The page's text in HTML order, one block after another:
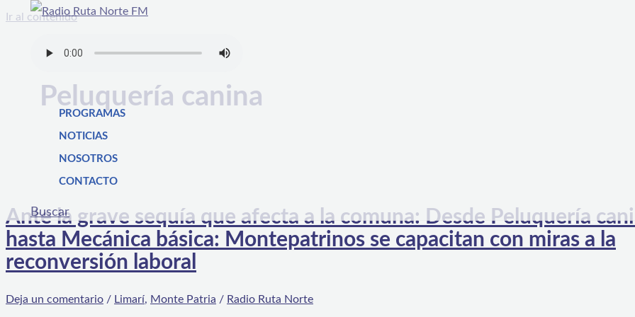
Ir al contenido
PROGRAMAS
NOTICIAS
NOSOTROS
CONTACTO
Buscar
Peluquería canina
Ante la grave sequía que afecta a la comuna: Desde Peluquería
hasta Mecánica básica: Montepatrinos se capacitan con miras a la
reconversión laboral
Deja un comentario / Limarí, Monte Patria / Radio Ruta Norte